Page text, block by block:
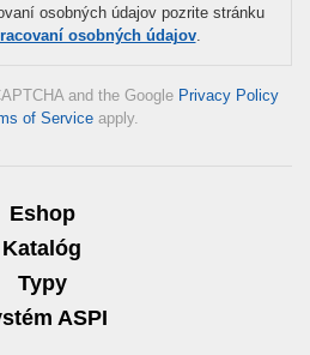
osobných údajov pozrite stránku
osobných údajov.
and the Google Privacy Policy
of Service apply.
Eshop
Katalóg
Typy
ASPI